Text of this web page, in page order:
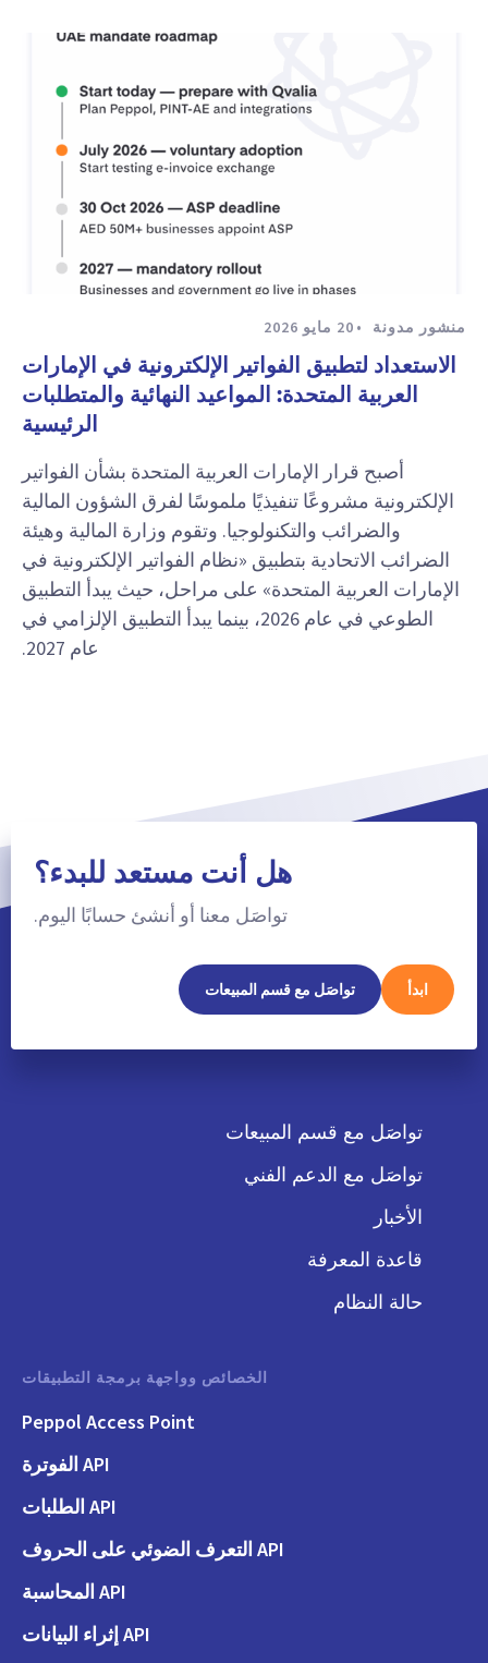
منشور مدونة 20 مايو 2026
الاستعداد لتطبيق الفواتير الإلكترونية في الإمارات
العربية المتحدة: المواعيد النهائية والمتطلبات
الرئيسية
أصبح قرار الإمارات العربية المتحدة بشأن الفواتير
الإلكترونية مشروعًا تنفيذيًا ملموسًا لفرق الشؤون المالية
والضرائب والتكنولوجيا. وتقوم وزارة المالية وهيئة
الضرائب الاتحادية بتطبيق «نظام الفواتير الإلكترونية في
الإمارات العربية المتحدة» على مراحل، حيث يبدأ التطبيق
الطوعي في عام 2026، بينما يبدأ التطبيق الإلزامي في
عام 2027.
هل أنت مستعد للبدء؟
تواصَل معنا أو أنشئ حسابًا اليوم.
ابدأ تواصَل مع قسم المبيعات
تواصَل مع قسم المبيعات
تواصَل مع الدعم الفني
الأخبار
قاعدة المعرفة
حالة النظام
الخصائص وواجهة برمجة التطبيقات
Peppol Access Point
API الفوترة
API الطلبات
API التعرف الضوئي على الحروف
API المحاسبة
API إثراء البيانات